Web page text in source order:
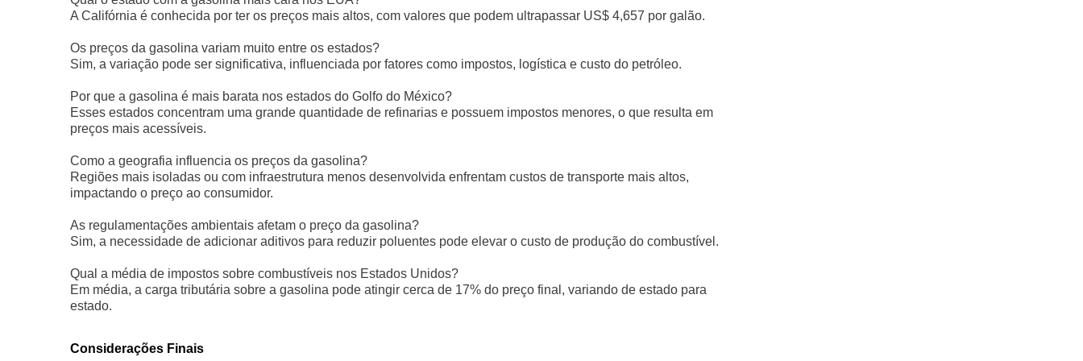
A Califórnia é conhecida por ter os preços mais altos, com valores que podem ultrapassar US$ 4,657 por galão.
Os preços da gasolina variam muito entre os estados?
Sim, a variação pode ser significativa, influenciada por fatores como impostos, logística e custo do petróleo.
Por que a gasolina é mais barata nos estados do Golfo do México?
Esses estados concentram uma grande quantidade de refinarias e possuem impostos menores, o que resulta em
preços mais acessíveis.
Como a geografia influencia os preços da gasolina?
Regiões mais isoladas ou com infraestrutura menos desenvolvida enfrentam custos de transporte mais altos,
impactando o preço ao consumidor.
As regulamentações ambientais afetam o preço da gasolina?
Sim, a necessidade de adicionar aditivos para reduzir poluentes pode elevar o custo de produção do combustível.
Qual a média de impostos sobre combustíveis nos Estados Unidos?
Em média, a carga tributária sobre a gasolina pode atingir cerca de 17% do preço final, variando de estado para
estado.
Considerações Finais